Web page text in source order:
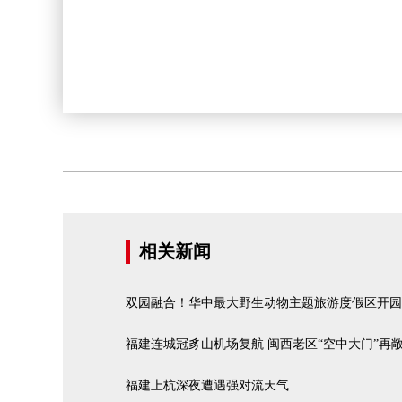
相关新闻
双园融合！华中最大野生动物主题旅游度假区开园
福建连城冠豸山机场复航 闽西老区“空中大门”再
福建上杭深夜遭遇强对流天气